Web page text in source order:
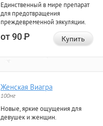
Единственный в мире препарат
для предотвращения
преждевременной эякуляции.
от 90Р Купить
Женская Виагра
100мг
Новые, яркие ощущения для
девушек и женщин.